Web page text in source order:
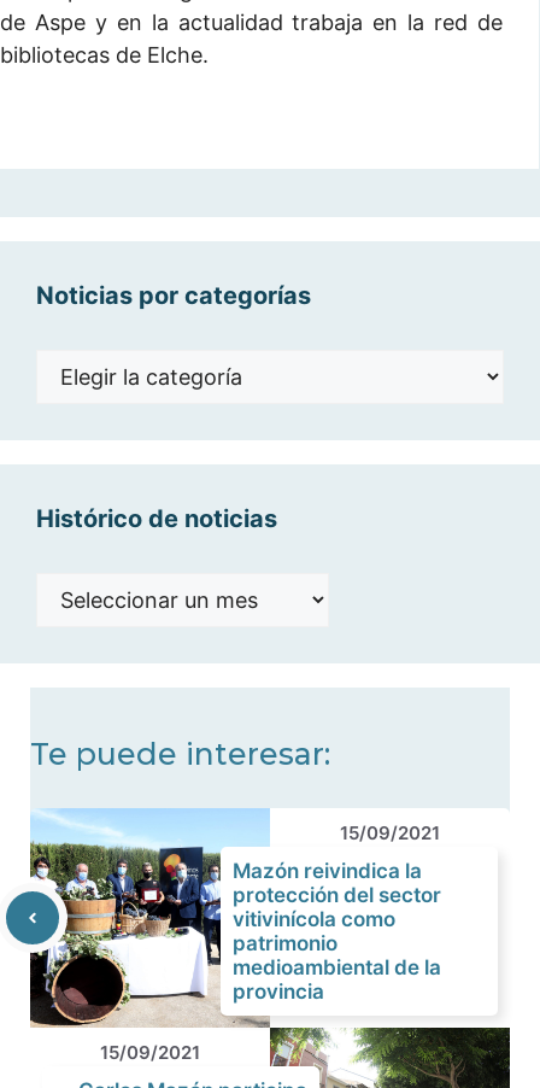
de Aspe y en la actualidad trabaja en la red de
bibliotecas de Elche.
Noticias por categorías
Noticias
Histórico de noticias
Histórico
Te puede interesar:
15/09/2021
Mazón reivindica la
protección del sector
vitivinícola como
patrimonio
medioambiental de la
provincia
15/09/2021